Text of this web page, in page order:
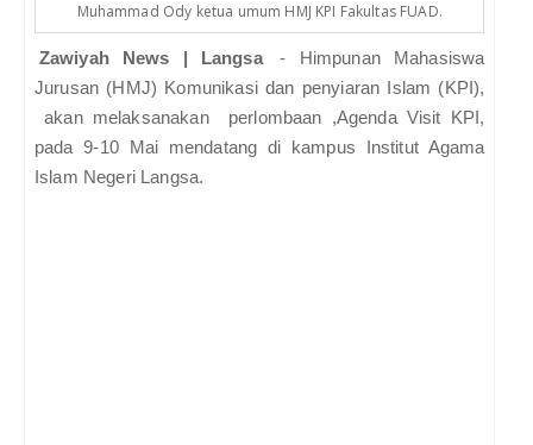
Muhammad Ody ketua umum HMJ KPI Fakultas FUAD.
Zawiyah News | Langsa
- Himpunan Mahasiswa
Jurusan (HMJ) Komunikasi dan penyiaran Islam (KPI),
akan melaksanakan perlombaan ,Agenda Visit KPI,
pada 9-10 Mai mendatang di kampus Institut Agama
Islam Negeri Langsa.